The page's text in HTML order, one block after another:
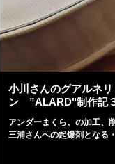
小川さんのグアルネ
ン ”ALARD"制作記
アンダーまくら、の加工、
三浦さんへの起爆剤となる